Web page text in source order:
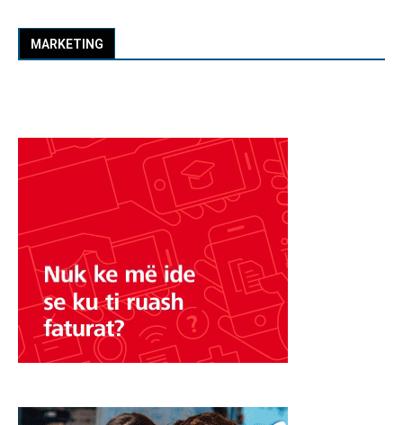
MARKETING